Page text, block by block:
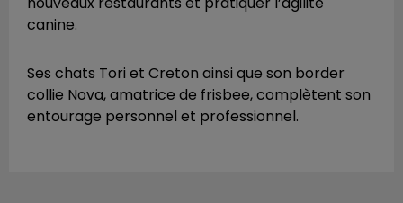
canine.
Ses chats Tori et Creton ainsi que son border
collie Nova, amatrice de frisbee, complètent son
entourage personnel et professionnel.